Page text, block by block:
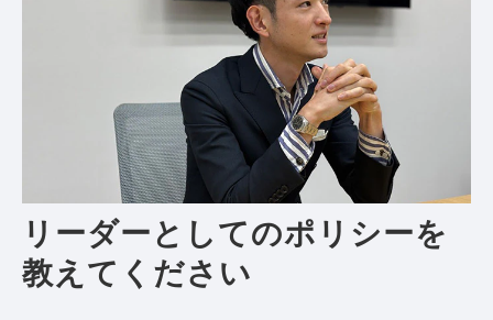
リーダーとしてのポリシーを
教えてください